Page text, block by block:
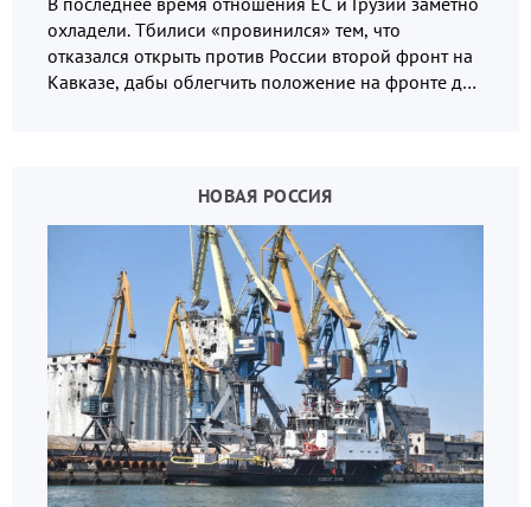
охладели. Тбилиси «провинился» тем, что
отказался открыть против России второй фронт на
Кавказе, дабы облегчить положение на фронте для
НОВАЯ РОССИЯ